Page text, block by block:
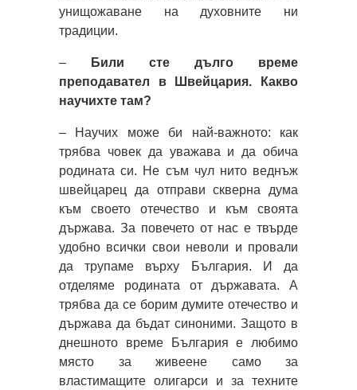
унищожаване на духовните ни
традиции.
–
Били сте дълго време
преподавател в Швейцария. Какво
научихте там?
– Научих може би най-важното: как
трябва човек да уважава и да обича
родината си. Не съм чул нито веднъж
швейцарец да отправи скверна дума
към своето отечество и към своята
държава. За повечето от нас е твърде
удобно всички свои неволи и провали
да трупаме върху България. И да
отделяме родината от държавата. А
трябва да се борим думите отечество и
държава да бъдат синоними. Защото в
днешното време България е любимо
място за живеене само за
властимащите олигарси и за техните